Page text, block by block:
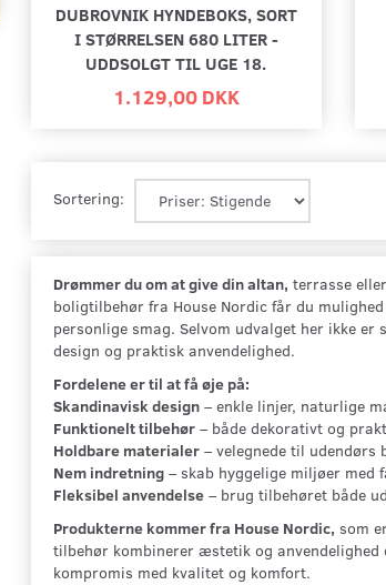
DUBROVNIK HYNDEBOKS, SORT
I STØRRELSEN 680 LITER -
UDDSOLGT TIL UGE 18.
1.129,00 DKK
Sortering:
Drømmer du om at give din altan, terrasse
boligtilbehør fra House Nordic får du
personlige smag. Selvom udvalget her ikke
design og praktisk anvendelighed.
Fordelene er til at få øje på:
Skandinavisk design– enkle linjer, naturlige
Funktionelt tilbehør– både dekorativt og
Holdbare materialer– velegnede til udendørs
Nem indretning– skab hyggelige miljøer med
Fleksibel anvendelse– brug tilbehøret både
Produkterne kommer fra House Nordic, som
tilbehør kombinerer æstetik og
kompromis med kvalitet og komfort.